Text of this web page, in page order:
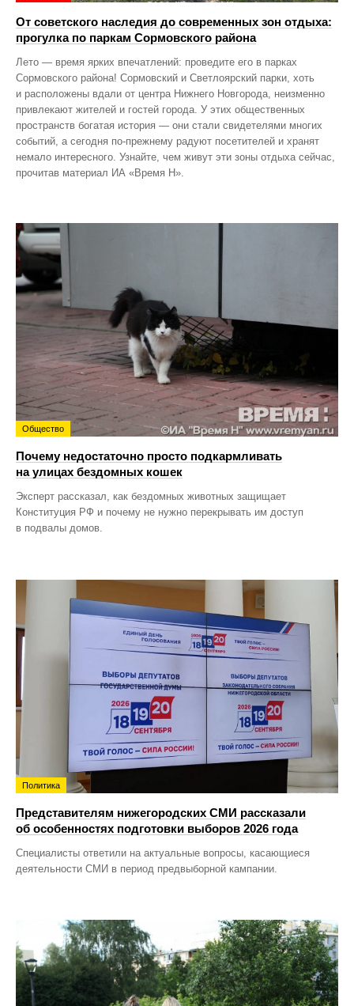
От советского наследия до современных зон отдыха:
прогулка по паркам Сормовского района
Лето — время ярких впечатлений: проведите его в парках
Сормовского района! Сормовский и Светлоярский парки, хоть
и расположены вдали от центра Нижнего Новгорода, неизменно
привлекают жителей и гостей города. У этих общественных
пространств богатая история — они стали свидетелями многих
событий, а сегодня по‑прежнему радуют посетителей и хранят
немало интересного. Узнайте, чем живут эти зоны отдыха сейчас,
прочитав материал ИА «Время Н».
Общество
Почему недостаточно просто подкармливать
на улицах бездомных кошек
Эксперт рассказал, как бездомных животных защищает
Конституция РФ и почему не нужно перекрывать им доступ
в подвалы домов.
Политика
Представителям нижегородских СМИ рассказали
об особенностях подготовки выборов 2026 года
Специалисты ответили на актуальные вопросы, касающиеся
деятельности СМИ в период предвыборной кампании.